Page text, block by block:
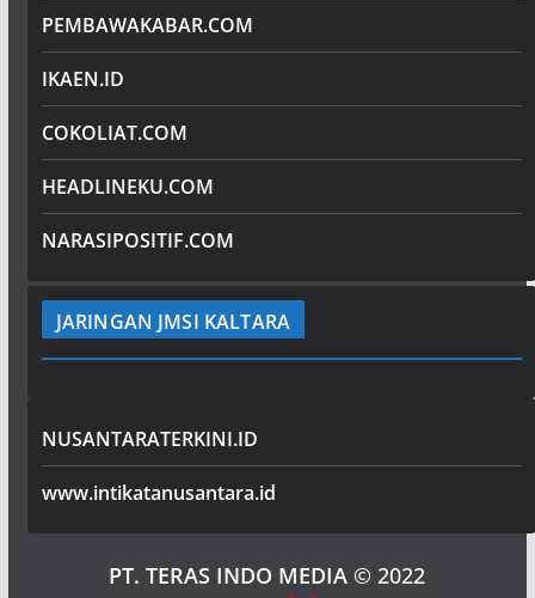
PEMBAWAKABAR.COM
IKAEN.ID
COKOLIAT.COM
HEADLINEKU.COM
NARASIPOSITIF.COM
JARINGAN JMSI KALTARA
NUSANTARATERKINI.ID
www.intikatanusantara.id
PT. TERAS INDO MEDIA © 2022